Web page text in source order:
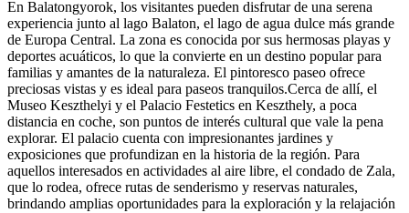
En Balatongyorok, los visitantes pueden disfrutar de una serena
experiencia junto al lago Balaton, el lago de agua dulce más grande
de Europa Central. La zona es conocida por sus hermosas playas y
deportes acuáticos, lo que la convierte en un destino popular para
familias y amantes de la naturaleza. El pintoresco paseo ofrece
preciosas vistas y es ideal para paseos tranquilos.Cerca de allí, el
Museo Keszthelyi y el Palacio Festetics en Keszthely, a poca
distancia en coche, son puntos de interés cultural que vale la pena
explorar. El palacio cuenta con impresionantes jardines y
exposiciones que profundizan en la historia de la región. Para
aquellos interesados en actividades al aire libre, el condado de Zala,
que lo rodea, ofrece rutas de senderismo y reservas naturales,
brindando amplias oportunidades para la exploración y la relajación